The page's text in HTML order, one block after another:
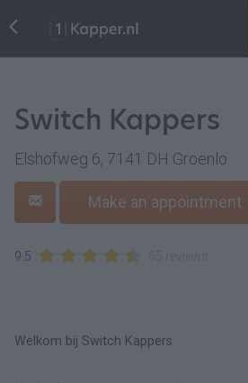
Switch Kappers
Elshofweg 6, 7141 DH Groenlo
Make an appointment
9.5
Welkom bij Switch Kappers